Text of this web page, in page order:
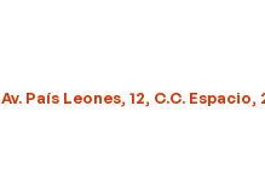
Av. País Leones, 12, C.C. Espacio,